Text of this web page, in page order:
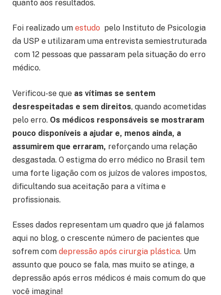
quanto aos resultados.
Foi realizado um estudo pelo Instituto de Psicologia
da USP e utilizaram uma entrevista semiestruturada
com 12 pessoas que passaram pela situação do erro
médico.
Verificou-se que as vítimas se sentem
desrespeitadas e sem direitos, quando acometidas
pelo erro. Os médicos responsáveis se mostraram
pouco disponíveis a ajudar e, menos ainda, a
assumirem que erraram, reforçando uma relação
desgastada. O estigma do erro médico no Brasil tem
uma forte ligação com os juízos de valores impostos,
dificultando sua aceitação para a vítima e
profissionais.
Esses dados representam um quadro que já falamos
aqui no blog, o crescente número de pacientes que
sofrem com depressão após cirurgia plástica. Um
assunto que pouco se fala, mas muito se atinge, a
depressão após erros médicos é mais comum do que
você imagina!